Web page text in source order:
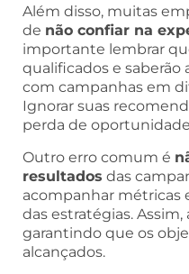
Além disso, muitas
de não confiar na
importante lembrar
qualificados e saberão
com campanhas em
Ignorar suas
perda de
Outro erro comum é
resultados das
acompanhar métricas
das estratégias.
garantindo que os
alcançados.